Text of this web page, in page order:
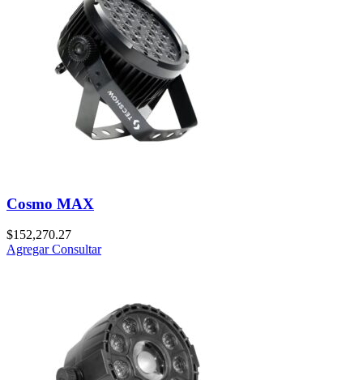
Cosmo MAX
$152,270.27
AgregarConsultar